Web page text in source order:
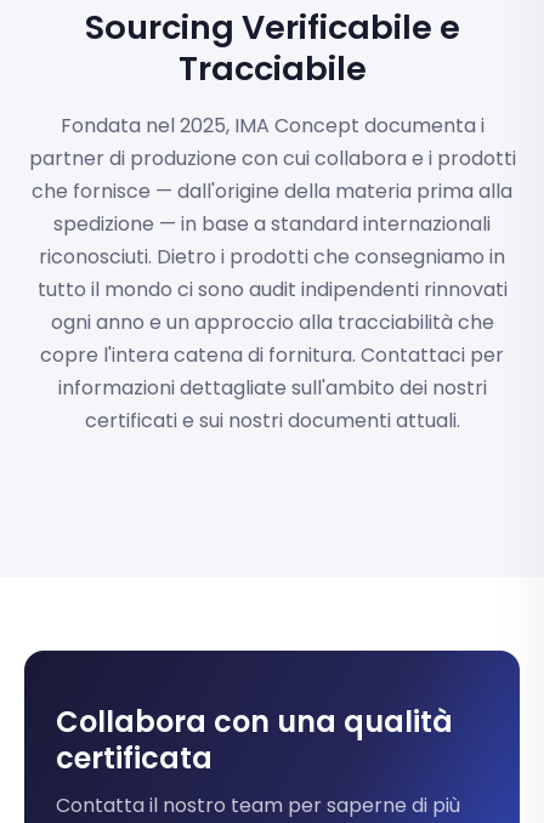
Sourcing Verificabile e
Tracciabile
Fondata nel 2025, IMA Concept documenta i
partner di produzione con cui collabora e i prodotti
che fornisce — dall'origine della materia prima alla
spedizione — in base a standard internazionali
riconosciuti. Dietro i prodotti che consegniamo in
tutto il mondo ci sono audit indipendenti rinnovati
ogni anno e un approccio alla tracciabilità che
copre l'intera catena di fornitura. Contattaci per
informazioni dettagliate sull'ambito dei nostri
certificati e sui nostri documenti attuali.
Collabora con una qualità
certificata
Contatta il nostro team per saperne di più